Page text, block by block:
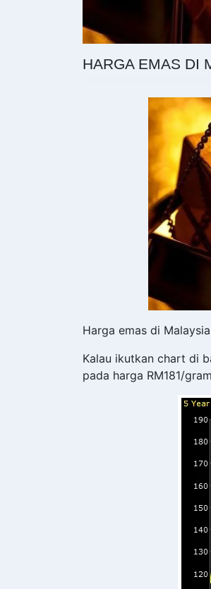
HARGA EMAS DI
Harga emas di
Kalau ikutkan chart di
pada harga RM181/